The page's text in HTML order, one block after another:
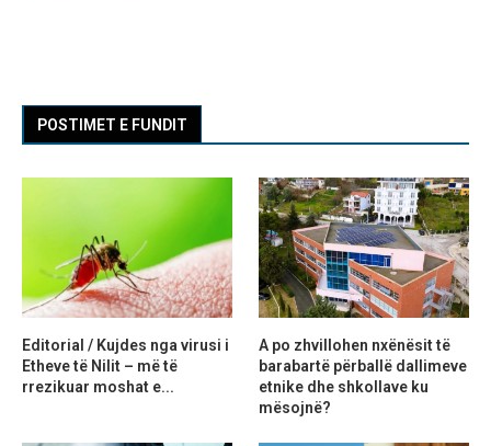
POSTIMET E FUNDIT
Editorial / Kujdes nga virusi i
Etheve të Nilit – më të
rrezikuar moshat e...
A po zhvillohen nxënësit të
barabartë përballë dallimeve
etnike dhe shkollave ku
mësojnë?